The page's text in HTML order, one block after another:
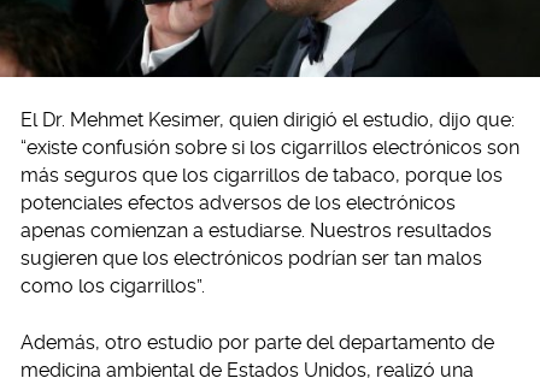
El Dr. Mehmet Kesimer, quien dirigió el estudio, dijo que:
“existe confusión sobre si los cigarrillos electrónicos son
más seguros que los cigarrillos de tabaco, porque los
potenciales efectos adversos de los electrónicos
apenas comienzan a estudiarse. Nuestros resultados
sugieren que los electrónicos podrían ser tan malos
como los cigarrillos”.
Además, otro estudio por parte del departamento de
medicina ambiental de Estados Unidos, realizó una